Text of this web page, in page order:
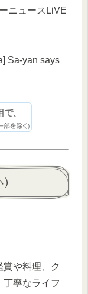
や料理、ク
丁寧なライフ